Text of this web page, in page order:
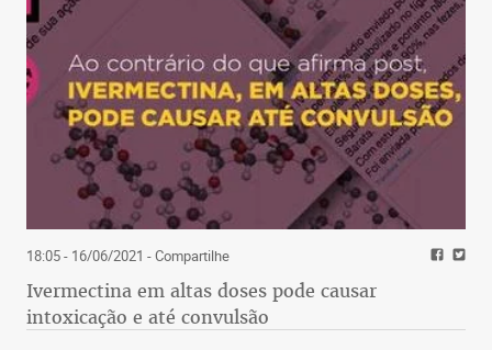
18:05 - 16/06/2021 - Compartilhe
Ivermectina em altas doses pode causar
intoxicação e até convulsão